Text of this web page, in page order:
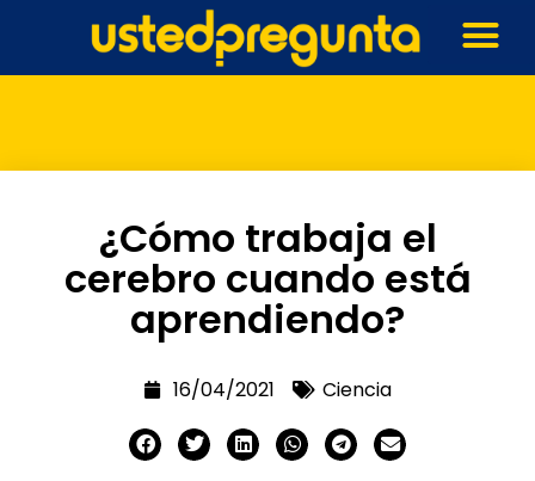
¿Cómo trabaja el
cerebro cuando está
aprendiendo?
16/04/2021 Ciencia